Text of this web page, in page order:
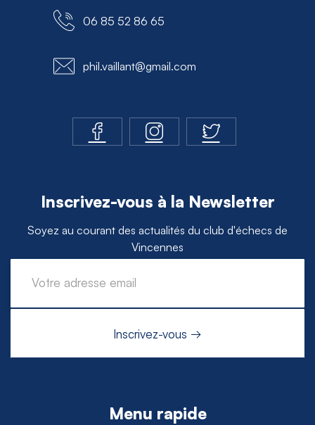
06 85 52 86 65
phil.vaillant@gmail.com
Inscrivez-vous à la Newsletter
Soyez au courant des actualités du club d'échecs de
Vincennes
Menu rapide